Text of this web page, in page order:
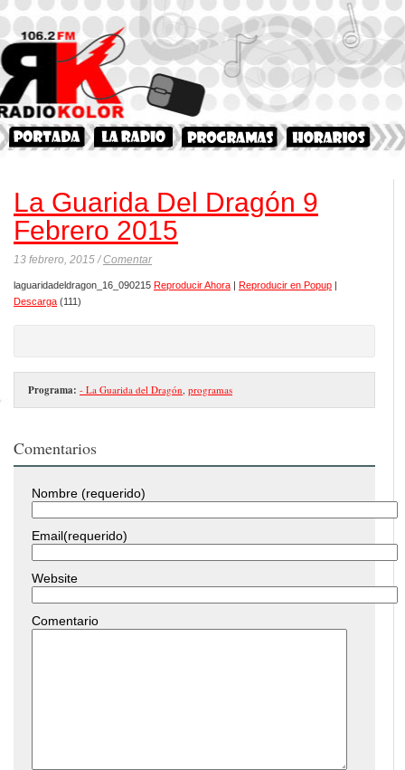
La Guarida Del Dragón 9
Febrero 2015
13 febrero, 2015 /Comentar
laguaridadeldragon_16_090215 Reproducir Ahora | Reproducir en Popup |
Descarga (111)
Programa: - La Guarida del Dragón, programas
Comentarios
Nombre (requerido)
Email(requerido)
Website
Comentario